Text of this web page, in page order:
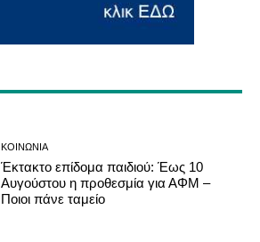
ΚΟΙΝΩΝΊΑ
Έκτακτο επίδομα παιδιού: Έως 10
Αυγούστου η προθεσμία για ΑΦΜ –
Ποιοι πάνε ταμείο